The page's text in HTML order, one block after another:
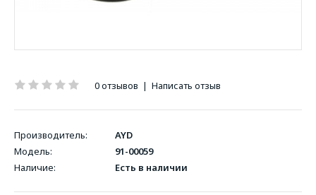
0 отзывов | Написать отзыв
Производитель:
AYD
Модель:
91-00059
Наличие:
Есть в наличии